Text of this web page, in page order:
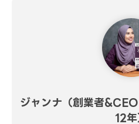
ジャンナ（創業者
12年